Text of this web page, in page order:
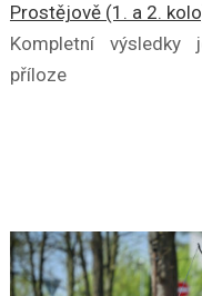
Prostějově (1. a 2.
Kompletní výsledky
příloze